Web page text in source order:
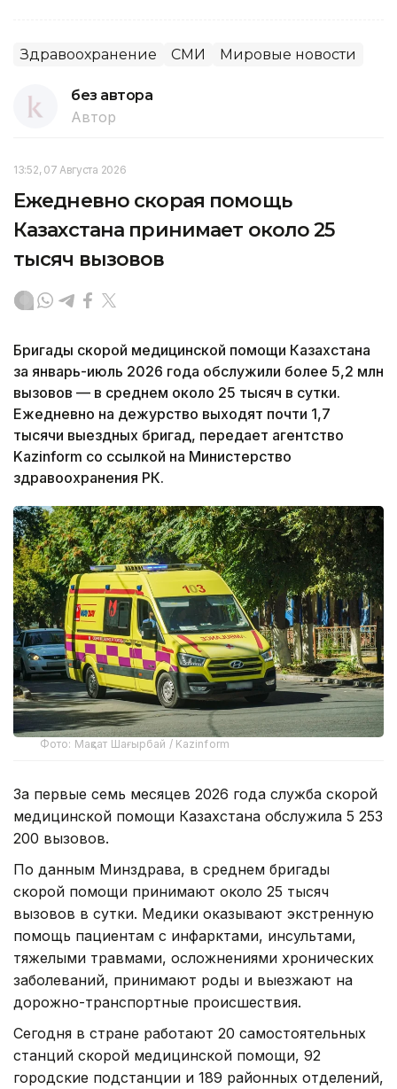
Здравоохранение СМИ Мировые новости
без автора
Автор
13:52, 07 Августа 2026
Ежедневно скорая помощь
Казахстана принимает около 25
тысяч вызовов
Бригады скорой медицинской помощи Казахстана
за январь-июль 2026 года обслужили более 5,2 млн
вызовов — в среднем около 25 тысяч в сутки.
Ежедневно на дежурство выходят почти 1,7
тысячи выездных бригад, передает агентство
Kazinform со ссылкой на Министерство
здравоохранения РК.
Фото: Мақсат Шағырбай / Kazinform
За первые семь месяцев 2026 года служба скорой
медицинской помощи Казахстана обслужила 5 253
200 вызовов.
По данным Минздрава, в среднем бригады
скорой помощи принимают около 25 тысяч
вызовов в сутки. Медики оказывают экстренную
помощь пациентам с инфарктами, инсультами,
тяжелыми травмами, осложнениями хронических
заболеваний, принимают роды и выезжают на
дорожно-транспортные происшествия.
Сегодня в стране работают 20 самостоятельных
станций скорой медицинской помощи, 92
городские подстанции и 189 районных отделений,